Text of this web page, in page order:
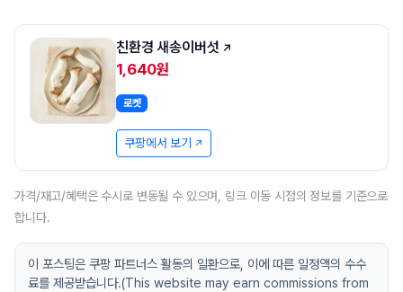
본문
친환경 새송이버섯
1,640원
로켓
쿠팡에서 보기
가격/재고/혜택은 수시로 변동될 수 있으며, 링크 이동 시점의 정보를 기준으로
합니다.
이 포스팅은 쿠팡 파트너스 활동의 일환으로, 이에 따른 일정액의 수수
료를 제공받습니다.(This website may earn commissions from